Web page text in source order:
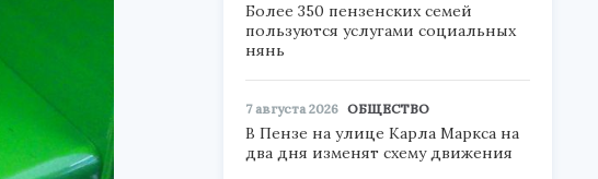
Более 350 пензенских семей
пользуются услугами социальных
нянь
7 августа 2026 ОБЩЕСТВО
В Пензе на улице Карла Маркса на
два дня изменят схему движения